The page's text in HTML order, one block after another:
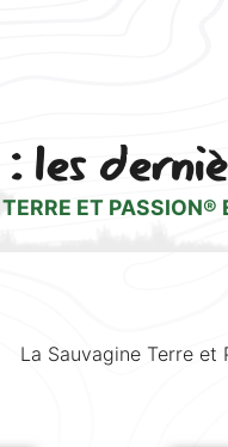
les
ET PASSION®
La Sauvagine Terre et